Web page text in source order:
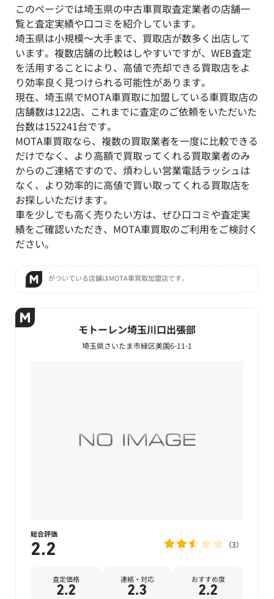
このページでは埼玉県の中古車買取査定業者の店舗一
覧と査定実績や口コミを紹介しています。
埼玉県は小規模～大手まで、買取店が数多く出店して
います。複数店舗の比較はしやすいですが、WEB査定
を活用することにより、高値で売却できる買取店をよ
り効率良く見つけられる可能性があります。
現在、埼玉県でMOTA車買取に加盟している車買取店の
店舗数は122店、これまでに査定のご依頼をいただいた
台数は152241台です。
MOTA車買取なら、複数の買取業者を一度に比較できる
だけでなく、より高額で買取ってくれる買取業者のみ
からのご連絡ですので、煩わしい営業電話ラッシュは
なく、より効率的に高値で買い取ってくれる買取店を
お探しいただけます。
車を少しでも高く売りたい方は、ぜひ口コミや査定実
績をご確認いただき、MOTA車買取のご利用をご検討く
ださい。
がついている店舗はMOTA車買取加盟店です。
モトーレン埼玉川口出張部
埼玉県さいたま市緑区美園6-11-1
総合評価
2.2 3
査定価格
2.2
連絡・対応
2.3
おすすめ度
2.2